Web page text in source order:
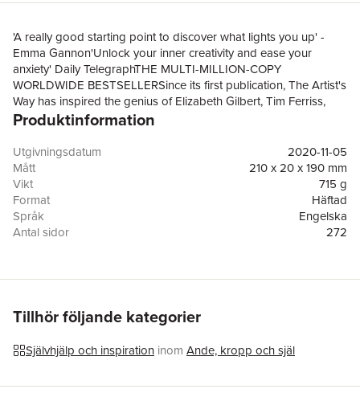
'A really good starting point to discover what lights you up' -
Emma Gannon'Unlock your inner creativity and ease your
anxiety' Daily TelegraphTHE MULTI-MILLION-COPY
WORLDWIDE BESTSELLERSince its first publication, The Artist's
Way has inspired the genius of Elizabeth Gilbert, Tim Ferriss,
Reese Witherspoon, Kerry Washington and millions of readers to
process and purpose. Julia Cameron guides readers in
uncovering problems and pressure points that may be
restricting their creative flow and offers techniques to open up
opportunities for growth and self-discovery.A revolutionary
programme for personal renewal, The Artist's Way will help get
you back on track, rediscover your passions, and take the steps
The Artist's Way, there would have been no Eat, Pray, Love' -
Produktinformation
Utgivningsdatum
2020-11-05
Mått
210 x 20 x 190 mm
Vikt
715 g
Format
Häftad
Språk
Engelska
Antal sidor
272
Tillhör följande kategorier
Självhjälp och inspiration inom Ande, kropp och själ